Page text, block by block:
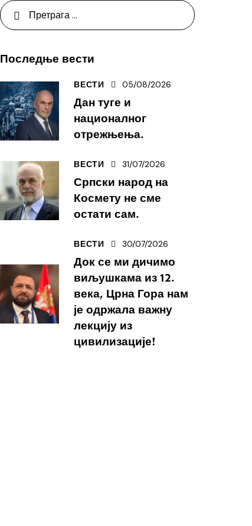
Последње вести
ВЕСТИ 05/08/2026
Дан туге и
националног
отрежњења.
ВЕСТИ 31/07/2026
Српски народ на
Космету не сме
остати сам.
ВЕСТИ 30/07/2026
Док се ми дичимо
виљушкама из 12.
века, Црна Гора нам
је одржала важну
лекцију из
цивилизације!